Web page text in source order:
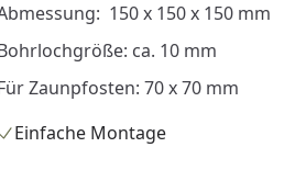
150 x 150 x 150 mm
ca. 10 mm
Zaunpfosten: 70 x 70 mm
Einfache Montage